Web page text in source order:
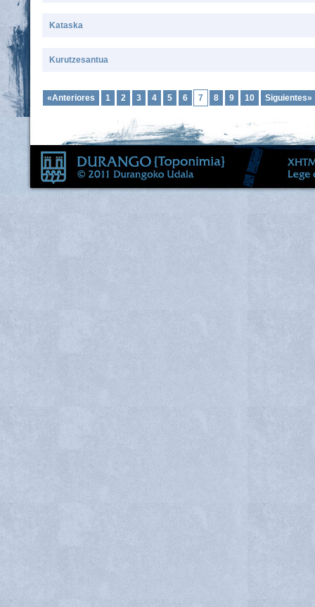
Kataska
Kurutzesantua
«Anteriores 1 2 3 4 5 6 7 8 9 10 Siguientes»